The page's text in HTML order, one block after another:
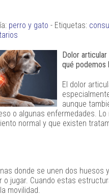
perro y gato - Etiquetas:
Dolor
qué podemos
El dolor
aunque
o algunas enfermedades.
normal y que existen
donde se unen dos huesos
o jugar. Cuando estas
movilidad.